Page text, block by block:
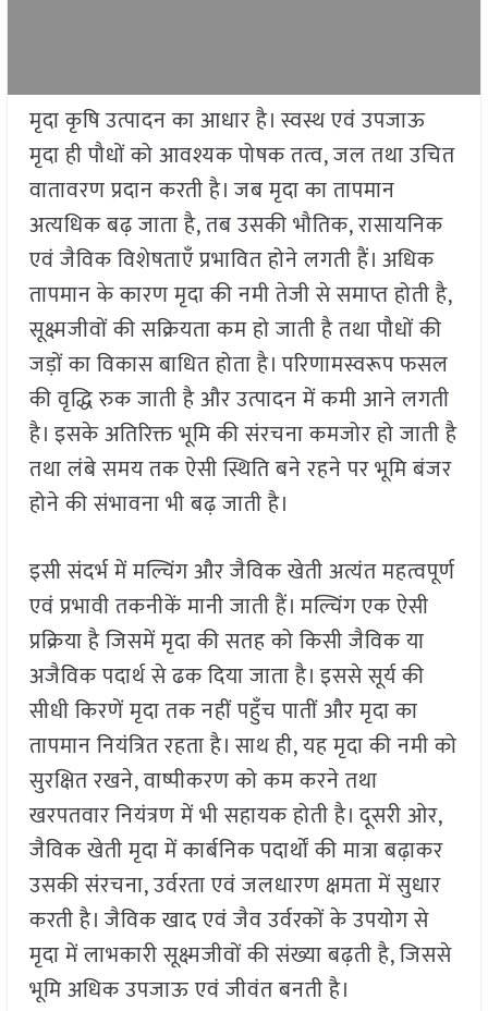
मृदा कृषि उत्पादन का आधार है। स्वस्थ एवं उपजाऊ
मृदा ही पौधों को आवश्यक पोषक तत्व, जल तथा उचित
वातावरण प्रदान करती है। जब मृदा का तापमान
अत्यधिक बढ़ जाता है, तब उसकी भौतिक, रासायनिक
एवं जैविक विशेषताएँ प्रभावित होने लगती हैं। अधिक
तापमान के कारण मृदा की नमी तेजी से समाप्त होती है,
सूक्ष्मजीवों की सक्रियता कम हो जाती है तथा पौधों की
जड़ों का विकास बाधित होता है। परिणामस्वरूप फसल
की वृद्धि रुक जाती है और उत्पादन में कमी आने लगती
है। इसके अतिरिक्त भूमि की संरचना कमजोर हो जाती है
तथा लंबे समय तक ऐसी स्थिति बने रहने पर भूमि बंजर
होने की संभावना भी बढ़ जाती है।
इसी संदर्भ में मल्चिंग और जैविक खेती अत्यंत महत्वपूर्ण
एवं प्रभावी तकनीकें मानी जाती हैं। मल्चिंग एक ऐसी
प्रक्रिया है जिसमें मृदा की सतह को किसी जैविक या
अजैविक पदार्थ से ढक दिया जाता है। इससे सूर्य की
सीधी किरणें मृदा तक नहीं पहुँच पातीं और मृदा का
तापमान नियंत्रित रहता है। साथ ही, यह मृदा की नमी को
सुरक्षित रखने, वाष्पीकरण को कम करने तथा
खरपतवार नियंत्रण में भी सहायक होती है। दूसरी ओर,
जैविक खेती मृदा में कार्बनिक पदार्थों की मात्रा बढ़ाकर
उसकी संरचना, उर्वरता एवं जलधारण क्षमता में सुधार
करती है। जैविक खाद एवं जैव उर्वरकों के उपयोग से
मृदा में लाभकारी सूक्ष्मजीवों की संख्या बढ़ती है, जिससे
भूमि अधिक उपजाऊ एवं जीवंत बनती है।